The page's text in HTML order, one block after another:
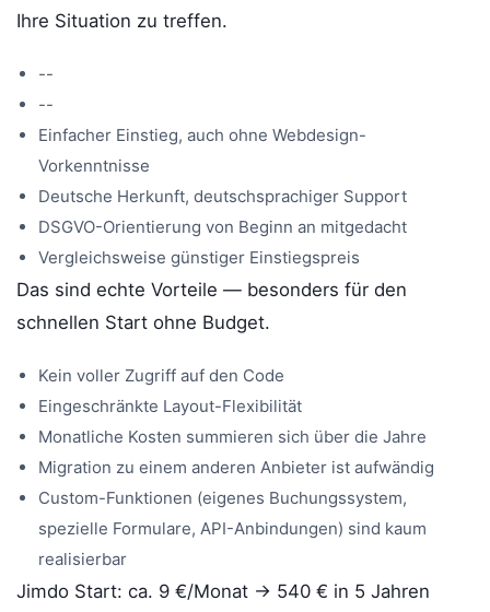
Ihre Situation zu treffen.
--
--
Einfacher Einstieg, auch ohne Webdesign-
Vorkenntnisse
Deutsche Herkunft, deutschsprachiger Support
DSGVO-Orientierung von Beginn an mitgedacht
Vergleichsweise günstiger Einstiegspreis
Das sind echte Vorteile — besonders für den
schnellen Start ohne Budget.
Kein voller Zugriff auf den Code
Eingeschränkte Layout-Flexibilität
Monatliche Kosten summieren sich über die Jahre
Migration zu einem anderen Anbieter ist aufwändig
Custom-Funktionen (eigenes Buchungssystem,
spezielle Formulare, API-Anbindungen) sind kaum
realisierbar
Jimdo Start: ca. 9 €/Monat → 540 € in 5 Jahren